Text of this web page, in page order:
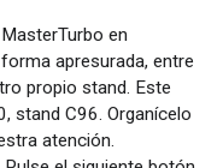
en
apresurada, entre
propio stand. Este
stand C96. Organícelo
atención.